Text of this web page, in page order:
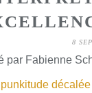
8
par Fabienne